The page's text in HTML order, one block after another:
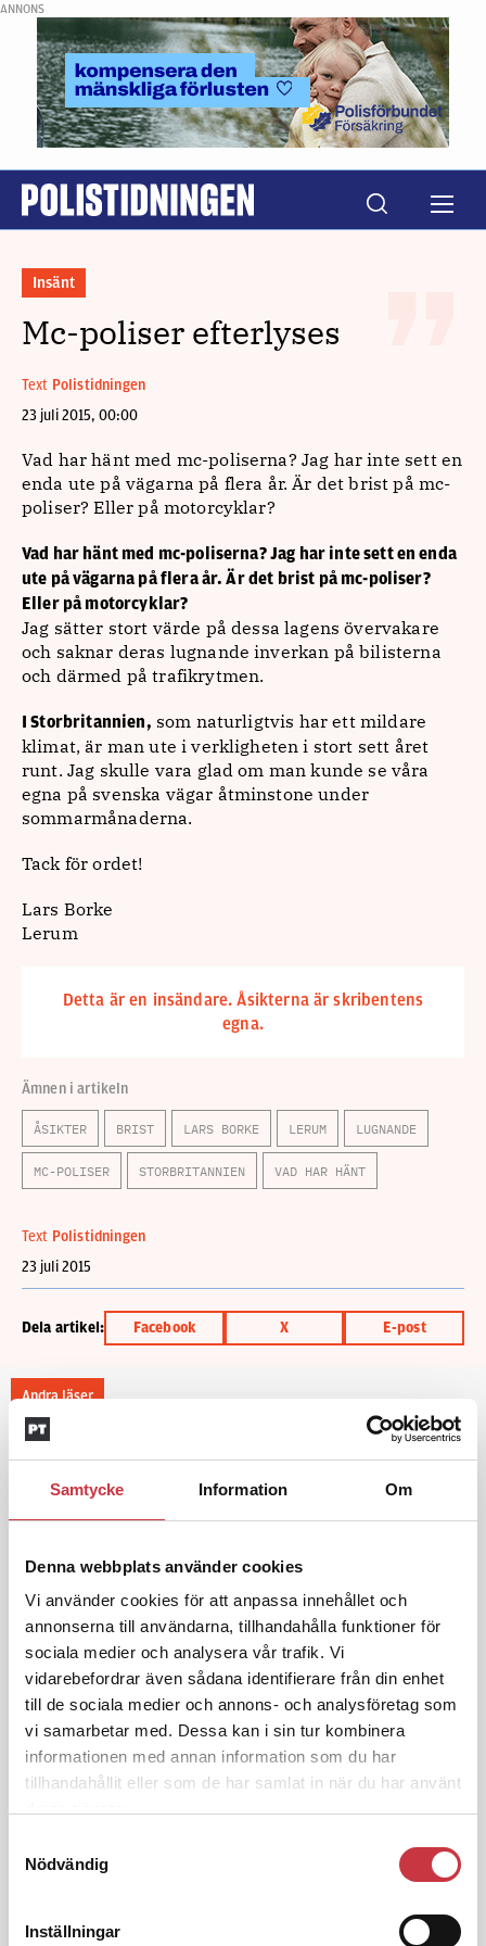
Samtycke Information Om
Denna webbplats använder cookies
Vi använder cookies för att anpassa innehållet och
annonserna till användarna, tillhandahålla funktioner för
sociala medier och analysera vår trafik. Vi
vidarebefordrar även sådana identifierare från din enhet
till de sociala medier och annons- och analysföretag som
vi samarbetar med. Dessa kan i sin tur kombinera
informationen med annan information som du har
tillhandahållit eller som de har samlat in när du har använt
Nödvändig
Inställningar
ANNONS
Insänt
Mc-poliser efterlyses
Text Polistidningen
23 juli 2015, 00:00
Vad har hänt med mc-poliserna? Jag har inte sett en
enda ute på vägarna på flera år. Är det brist på mc-
poliser? Eller på motorcyklar?
Vad har hänt med mc-poliserna? Jag har inte sett en enda
ute på vägarna på flera år. Är det brist på mc-poliser?
Eller på motorcyklar?
Jag sätter stort värde på dessa lagens övervakare
och saknar deras lugnande inverkan på bilisterna
och därmed på trafikrytmen.
I Storbritannien, som naturligtvis har ett mildare
klimat, är man ute i verkligheten i stort sett året
runt. Jag skulle vara glad om man kunde se våra
egna på svenska vägar åtminstone under
sommarmånaderna.
Tack för ordet!
Lars Borke
Lerum
Detta är en insändare. Åsikterna är skribentens
egna.
Ämnen i artikeln
ÅSIKTER BRIST LARS BORKE LERUM LUGNANDE
MC-POLISER STORBRITANNIEN VAD HAR HÄNT
Text Polistidningen
23 juli 2015
Dela artikel: Facebook X E-post
Andra läser
Klart: Ingångslönen höjs med 2 300
4 juni 2026
Insändare:Miljoner i sjön –
polisaspiranter underkänns på
godtyckliga grunder
1 juni 2026
Jens Mårtensson:Snart 20 år i tjänst
– nu ska han lära sig grunderna
Polisregionen erkänner fel: ”Kommer